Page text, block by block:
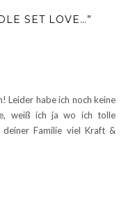
SET LOVE…”
Leider habe ich noch keine
weiß ich ja wo ich tolle
Familie viel Kraft &